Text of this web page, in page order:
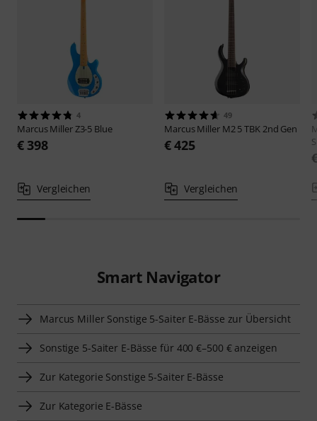
4
Marcus MillerZ3-5 Blue
€ 398
Vergleichen
49
Marcus Miller M2 5 TBK 2nd Gen
€ 425
Vergleichen
Smart Navigator
Marcus Miller Sonstige 5-Saiter E-Bässe zur Übersicht
Sonstige 5-Saiter E-Bässe für 400 €–500 € anzeigen
Zur Kategorie Sonstige 5-Saiter E-Bässe
Zur Kategorie E-Bässe